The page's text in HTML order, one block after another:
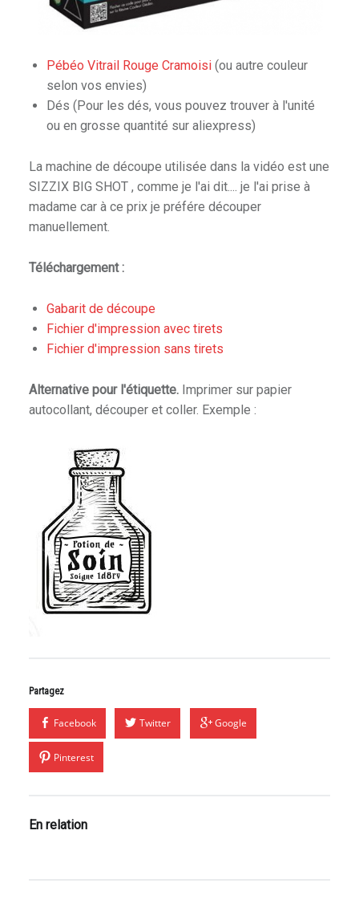
Pébéo Vitrail Rouge Cramoisi(ou autre couleur
selon vos envies)
Dés (Pour les dés, vous pouvez trouver à l'unité
ou en grosse quantité sur aliexpress)
La machine de découpe utilisée dans la vidéo est une
SIZZIX BIG SHOT , comme je l'ai dit.... je l'ai prise à
madame car à ce prix je préfére découper
manuellement.
Téléchargement :
Gabarit de découpe
Fichier d'impression avec tirets
Fichier d'impression sans tirets
Alternative pour l'étiquette.Imprimer sur papier
autocollant, découper et coller. Exemple :
Partagez
Facebook Twitter Google
Pinterest
En relation